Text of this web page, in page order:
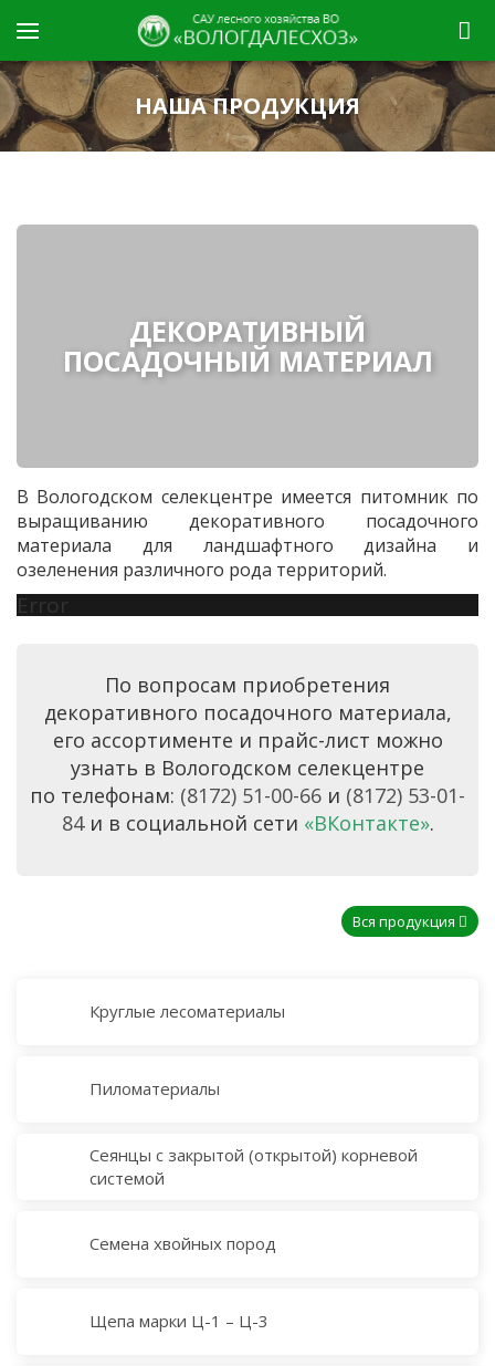
НАША ПРОДУКЦИЯ
ДЕКОРАТИВНЫЙ
ПОСАДОЧНЫЙ МАТЕРИАЛ
В Вологодском селекцентре имеется питомник по
выращиванию декоративного посадочного
материала для ландшафтного дизайна и
озеленения различного рода территорий.
Error
По вопросам приобретения
декоративного посадочного материала,
его ассортименте и прайс-лист можно
узнать в Вологодском селекцентре
по телефонам: (8172) 51-00-66 и (8172) 53-01-
84и в социальной сети «ВКонтакте».
Вся продукция
Круглые лесоматериалы
Пиломатериалы
Сеянцы с закрытой (открытой) корневой
системой
Семена хвойных пород
Щепа марки Ц-1 – Ц-3